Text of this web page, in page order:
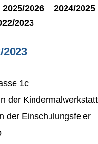
2025/2026
2024/2025
2023
2023
1c
der Kindermalwerkstatt
der Einschulungsfeier